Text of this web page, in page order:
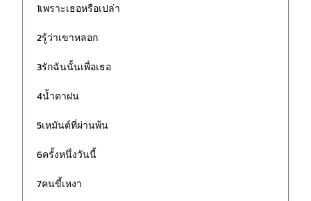
1เพราะเธอหรือเปล่า
2รู้ว่าเขาหลอก
3รักฉันนั้นเพื่อเธอ
4น้ำตาฝน
5เหมันต์ที่ผ่านพ้น
6ครั้งหนึ่งวันนี้
7คนขี้เหงา